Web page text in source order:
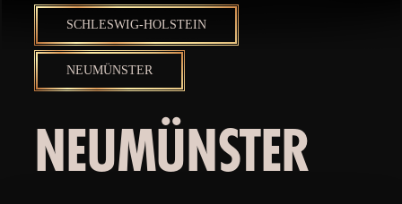
SCHLESWIG-HOLSTEIN
NEUMÜNSTER
NEUMÜNSTER